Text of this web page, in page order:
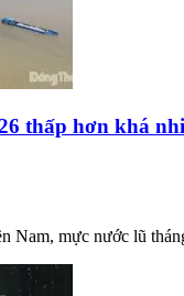
thấp hơn khá
Nam, mực nước lũ